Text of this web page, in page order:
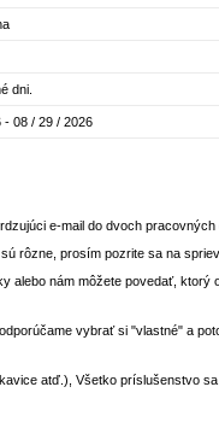
dni.
- 08 / 29 / 2026
e-mail do dvoch pracovných
rôzne, prosím pozrite sa na
alebo nám môžete povedať, ktorý
vybrať si "vlastné" a
atď.), Všetko príslušenstvo